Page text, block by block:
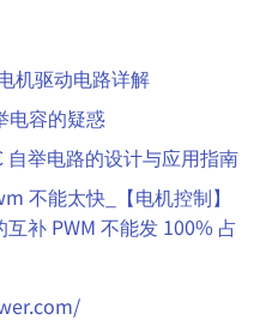
机驱动电路详解
电容的疑惑
举电路的设计与应用指南
不能太快_【电机控制】
补 PWM 不能发 100% 占